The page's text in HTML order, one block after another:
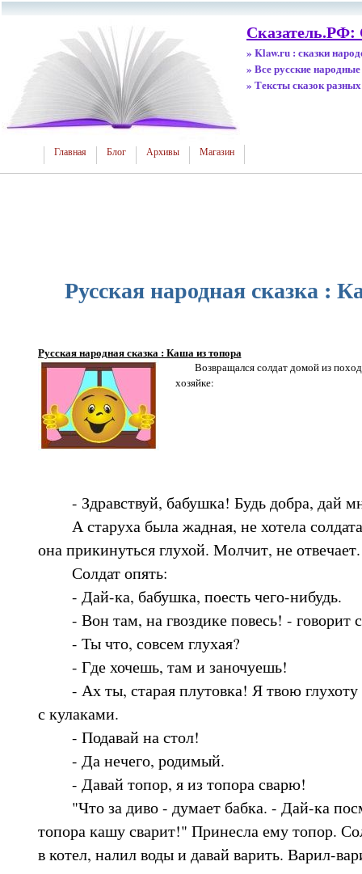
Сказатель.РФ:
» Klaw.ru : сказки
» Все русские народные
» Тексты сказок
Главная Блог Архивы Магазин
Русская народная сказка :
Русская народная сказка : Каша из топора
Возвращался солдат домой из
хозяйке:
- Здравствуй, бабушка! Будь добра, дай
А старуха была жадная, не хотела
она прикинуться глухой. Молчит, не отвечает.
Солдат опять:
- Дай-ка, бабушка, поесть чего-нибудь.
- Вон там, на гвоздике повесь! - говорит
- Ты что, совсем глухая?
- Где хочешь, там и заночуешь!
- Ах ты, старая плутовка! Я твою глухоту
с кулаками.
- Подавай на стол!
- Да нечего, родимый.
- Давай топор, я из топора сварю!
"Что за диво - думает бабка. - Дай-ка
топора кашу сварит!" Принесла ему топор.
в котел, налил воды и давай варить. Варил-